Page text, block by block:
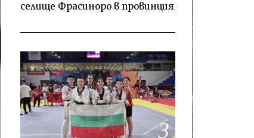
селище Фрасиноро в провинция
3